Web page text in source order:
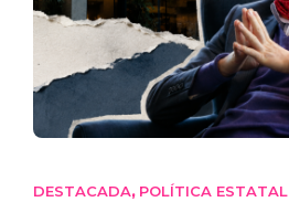
DESTACADA, POLÍTICA ESTATAL